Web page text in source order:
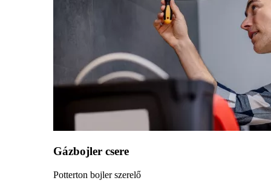
Gázbojler csere
Potterton bojler szerelő